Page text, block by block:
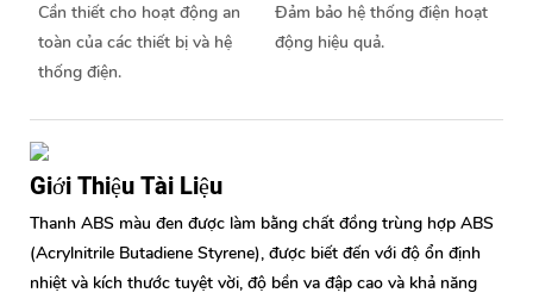
Cần thiết cho hoạt động an
toàn của các thiết bị và hệ
thống điện.
Đảm bảo hệ thống điện hoạt
động hiệu quả.
Giới Thiệu Tài Liệu
Thanh ABS màu đen được làm bằng chất đồng trùng hợp ABS
(Acrylnitrile Butadiene Styrene), được biết đến với độ ổn định
nhiệt và kích thước tuyệt vời, độ bền va đập cao và khả năng